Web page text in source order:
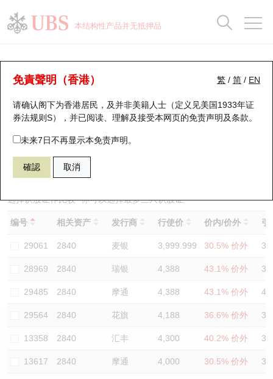
本结构性产品并无抵押品
繁 / 简 / EN
免責聲明（香港）
请确认阁下为香港居民，及并非美籍人士（定义见美国1933年证
券法规则S），并已阅读、理解及接受本网页的免责声明及条款。
未来7日不再显示本免责声明。
確認 取消
认股证分析仪
表现 街货统计 比较
13726 瑞银认购 2840 ＳＰＤＲ金ＥＴＦ
选择认股证作比较*你可以选择最多三只认股证
编号 相关资产 发行商 行使价 价内/价外 引
29061 2840 麦银 3,999.999 30.5% 价外
28969 2840 瑞银 4,388 43.1% 价外
29485 2840 摩通 4,388 43.1% 价外
29564 2840 花旗 4,188 36.6% 价外
13358 2840 汇丰 4,300 40.2% 价外
13617 2840 摩通 4,000 30.5% 价外
瑞银认股证一览
新发行瑞银认股证
即将到期认股证
认股证到期结算价查找
认股证分析仪
认股证速算机
认股证/牛熊证日志
认股证文件及公告
街货统计
比较
牛熊全景快搜
牛熊证搜寻
牛熊证街货分布图
正股牛熊证列表
新发行瑞银牛熊证
已收回牛熊证剩余价值
牛熊证到期结算价查找
牛熊证分析仪
街货统计
比较
十大升幅/跌幅
十大认股证成交分布
十天股证占大市成交
资金流
街货统计
三十大平均引伸波幅
正股分析仪
二十大活跃股份
恒指成份股
国指成份股
科指成份股
相关资产沽空
中资ETFs溢价比较
AH 股价对照
持股比重
显示所有持股比重
每月轮证大市专题
轮证专栏
讲座及教育短片
认股证投资者教育
牛熊证投资者教育
认股证牛熊证常问问题